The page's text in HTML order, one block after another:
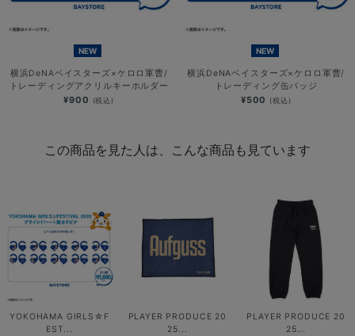
NEW
横浜DeNAベイスターズ×ケロロ軍曹/
トレーディングアクリルキーホルダー
¥900 (税込)
NEW
横浜DeNAベイスターズ×ケロロ軍曹/
トレーディング缶バッジ
¥500 (税込)
この商品を見た人は、こんな商品も見ています
YOKOHAMA GIRLS☆F
EST...
PLAYER PRODUCE 20
25...
PLAYER PRODUCE 20
25...